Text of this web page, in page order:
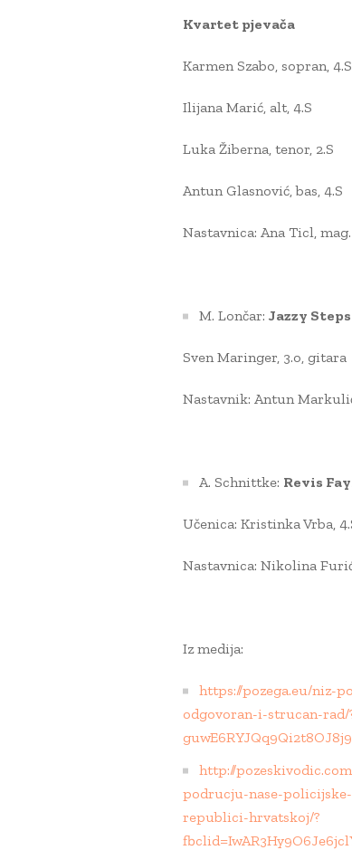
Kvartet pjevača
Karmen Szabo, sopran, 4.S
Ilijana Marić, alt, 4.S
Luka Žiberna, tenor, 2.S
Antun Glasnović, bas, 4.S
Nastavnica: Ana Ticl,
M. Lončar: Jazzy Steps
Sven Maringer, 3.o, gitara
Nastavnik: Antun
A. Schnittke: Revis
Učenica: Kristinka Vrba,
Nastavnica: Nikolina
Iz medija:
https://pozega.eu/niz-
odgovoran-i-strucan-rad/
http://
podrucju-nase-
republici-hrvatskoj/?